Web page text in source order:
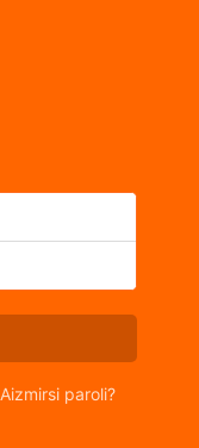
Aizmirsi paroli?